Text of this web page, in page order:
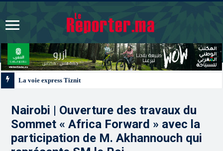
Nairobi | Ouverture des travaux du
Sommet « Africa Forward » avec la
participation de M. Akhannouch qui